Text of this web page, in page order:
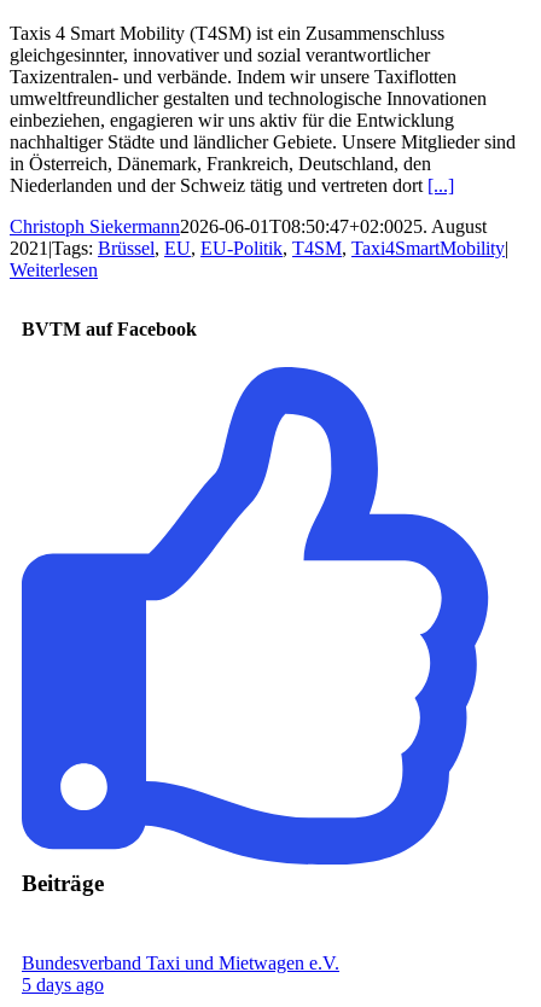
Taxis 4 Smart Mobility (T4SM) ist ein Zusammenschluss
gleichgesinnter, innovativer und sozial verantwortlicher
Taxizentralen- und verbände. Indem wir unsere Taxiflotten
umweltfreundlicher gestalten und technologische Innovationen
einbeziehen, engagieren wir uns aktiv für die Entwicklung
nachhaltiger Städte und ländlicher Gebiete. Unsere Mitglieder sind
in Österreich, Dänemark, Frankreich, Deutschland, den
Niederlanden und der Schweiz tätig und vertreten dort [...]
Christoph Siekermann2026-06-01T08:50:47+02:0025. August
2021 |Tags: Brüssel, EU, EU-Politik, T4SM, Taxi4SmartMobility|
Weiterlesen
BVTM auf Facebook
Beiträge
Bundesverband Taxi und Mietwagen e.V.
5 days ago